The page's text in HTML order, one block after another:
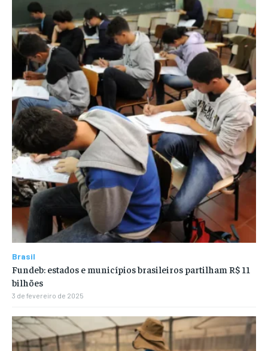
Brasil
Fundeb: estados e municípios brasileiros partilham R$ 11
bilhões
3 de fevereiro de 2025